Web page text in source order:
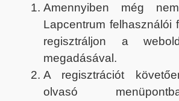
Amennyiben még
Lapcentrum felhasználói
regisztráljon a
megadásával.
A regisztrációt
olvasó